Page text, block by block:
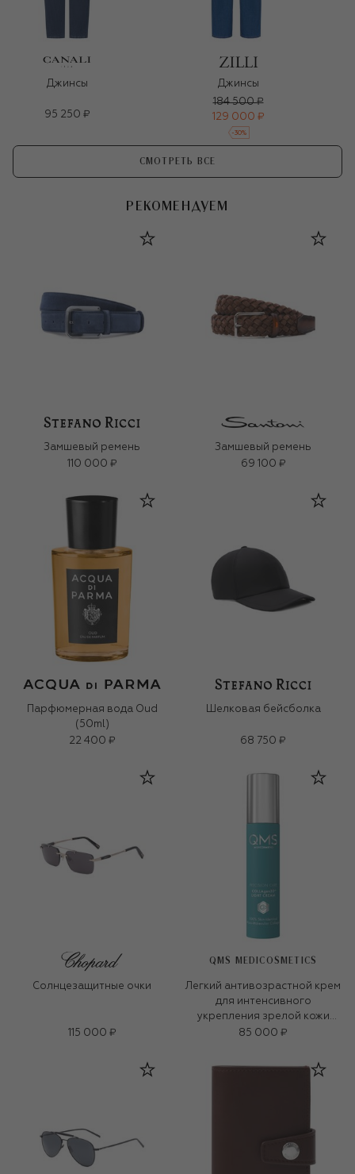
Джинсы
95 250 ₽
Джинсы
184 500 ₽
129 000 ₽
-30%
СМОТРЕТЬ ВСЕ
РЕКОМЕНДУЕМ
Замшевый ремень
110 000 ₽
Замшевый ремень
69 100 ₽
Парфюмерная вода Oud
(50ml)
22 400 ₽
Шелковая бейсболка
68 750 ₽
Солнцезащитные очки
115 000 ₽
QMS MEDICOSMETICS
Легкий антивозрастной крем
для интенсивного
укрепления зрелой кожи
«3D-коллаген» (50ml)
85 000 ₽